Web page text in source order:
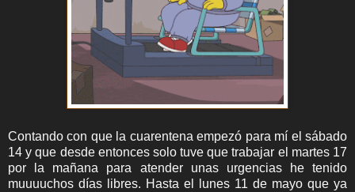
Contando con que la cuarentena empezó para mí el sábado
14 y que desde entonces solo tuve que trabajar el martes 17
por la mañana para atender unas urgencias he tenido
muuuuchos días libres. Hasta el lunes 11 de mayo que ya